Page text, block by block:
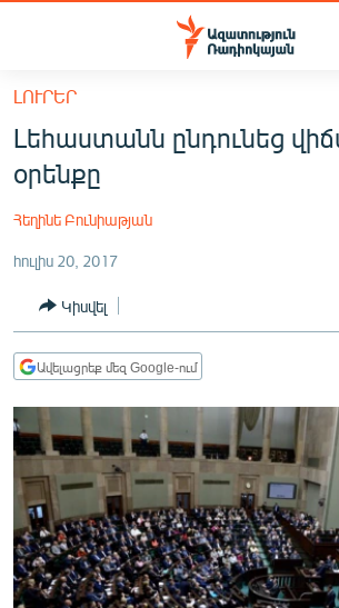
Մատչելիության
հիմնական
բովանդակությանը
Անցնել
հիմնական
մենյուին
ՔԱՂԱՔԱԿԱՆ
ԸՆՏՐՈՒԹՅՈՒՆՆԵՐ 2026
ԻՐԱՎՈՒՆՔ
ՀԱՍԱՐԱԿՈՒԹՅՈՒՆ
ՏՆՏԵՍՈՒԹՅՈՒՆ
ՊԱՏԵՐԱԶՄԻ 6 ՇԱԲԱԹՆԵՐԸ
ՏԱՐԱԾԱՇՐՋԱՆ
ՄԻՋԱԶԳԱՅԻՆ
ՄՇԱԿՈՒՅԹ
ՍՊՈՐՏ
ԼՈՒՐԵՐ
Լեհաստանն ընդունեց
օրենքը
Հեղինե Բունիաթյան
հուլիս 20, 2017
Կիսվել
Ավելացրեք մեզ Google-ում